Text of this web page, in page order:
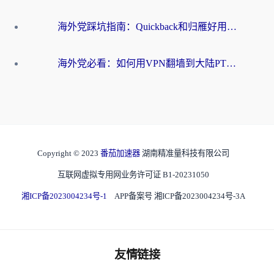
海外党踩坑指南：Quickback和归雁好用吗？选对加速器才能无缝刷国内资源
海外党必看：如何用VPN翻墙到大陆PTT？一篇解决你所有回国加速痛点
Copyright © 2023 番茄加速器 湖南精准量科技有限公司
互联网虚拟专用网业务许可证 B1-20231050
湘ICP备2023004234号-1 APP备案号 湘ICP备2023004234号-3A
友情链接